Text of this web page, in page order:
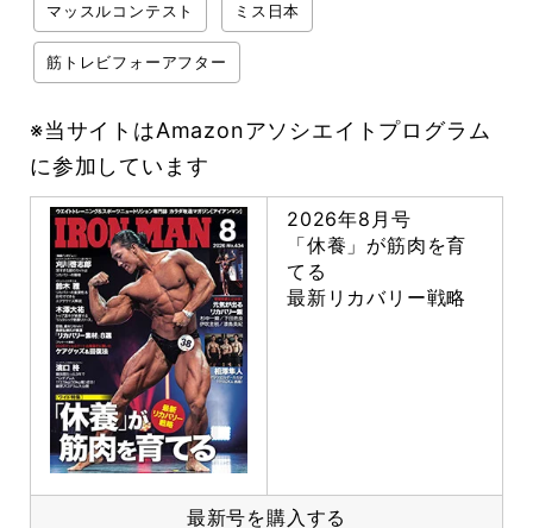
マッスルコンテスト ミス日本
筋トレビフォーアフター
※当サイトはAmazonアソシエイトプログラム
に参加しています
2026年8月号
「休養」が筋肉を育
てる
最新リカバリー戦略
最新号を購入する